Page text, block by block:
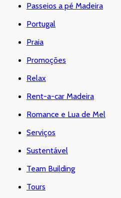
Passeios a pé Madeira
Portugal
Praia
Promoções
Relax
Rent-a-car Madeira
Romance e Lua de Mel
Serviços
Sustentável
Team Building
Tours